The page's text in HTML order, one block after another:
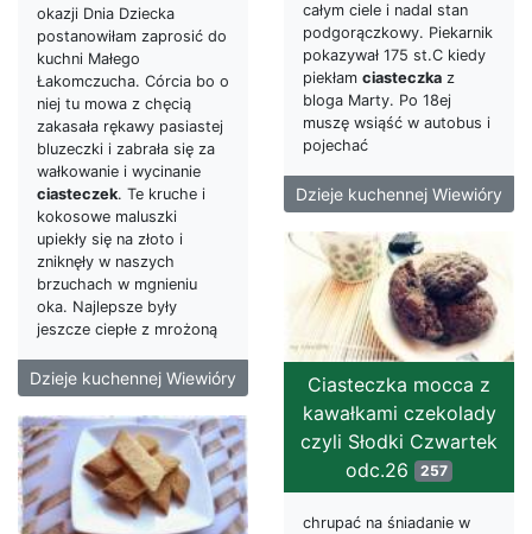
okazji Dnia Dziecka
postanowiłam zaprosić do
kuchni Małego
Łakomczucha. Córcia bo o
niej tu mowa z chęcią
zakasała rękawy pasiastej
bluzeczki i zabrała się za
wałkowanie i wycinanie
ciasteczek. Te kruche i
kokosowe maluszki
upiekły się na złoto i
zniknęły w naszych
brzuchach w mgnieniu
oka. Najlepsze były
jeszcze ciepłe z mrożoną
Dzieje kuchennej Wiewióry
całym ciele i nadal stan
podgorączkowy. Piekarnik
pokazywał 175 st.C kiedy
piekłam ciasteczka z
bloga Marty. Po 18ej
muszę wsiąść w autobus i
pojechać
Dzieje kuchennej Wiewióry
Ciasteczka mocca z
kawałkami czekolady
czyli Słodki Czwartek
odc.26
257
chrupać na śniadanie w